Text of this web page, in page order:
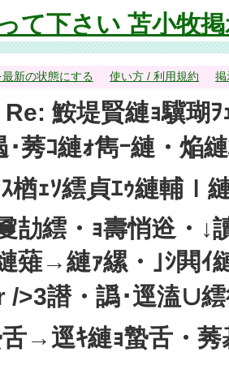
新の状態にする 使い方 / 利用規約 掲
Re: 鮟堤賢縺ｮ驥瑚
･莠ｺ縺ｫ雋ｰ縺・焔
楢ｪｿ繧貞ｴｩ縺輔ｌ
劼繧・ｮ壽悄逧・↓
薙→縺ｧ縲・｣ｼ閧ｲ
>3譛・譌･逕溘∪繧
→逕ｷ縺ｮ蟄舌・莠